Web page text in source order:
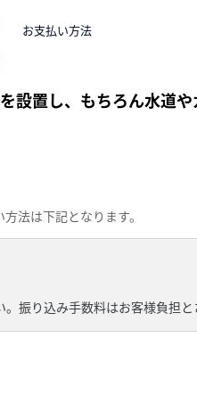
お支払い方法
設置し、もちろん水道
法は下記となります。
振り込み手数料はお客様負担と